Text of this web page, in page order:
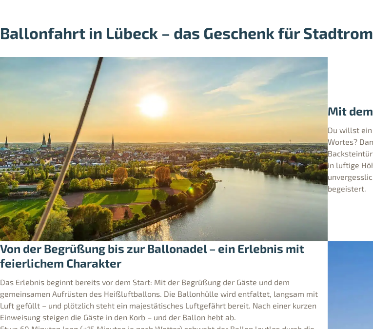
Ballonfahrt in Lübeck – das Geschenk für
Mit
Du willst
Wortes?
in luftige
begeistert.
Von der Begrüßung bis zur Ballonadel – ein Erlebnis mit
feierlichem Charakter
Das Erlebnis beginnt bereits vor dem Start: Mit der Begrüßung der Gäste und dem
gemeinsamen Aufrüsten des Heißluftballons. Die Ballonhülle wird entfaltet, langsam mit
Luft gefüllt – und plötzlich steht ein majestätisches Luftgefährt bereit. Nach einer kurzen
Einweisung steigen die Gäste in den Korb – und der Ballon hebt ab.